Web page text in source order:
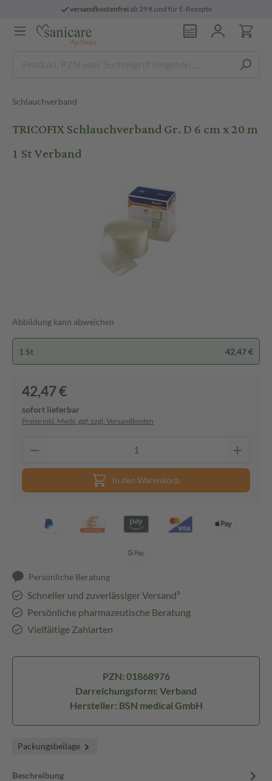
versandkostenfreiab 29 € und für E-Rezepte
Schlauchverband
TRICOFIX Schlauchverband Gr. D 6 cm x 20 m
1 St Verband
Abbildung kann abweichen
1 St 42,47 €
42,47 €
sofort lieferbar
Preise inkl. MwSt. ggf. zzgl. Versandkosten
In den Warenkorb
Persönliche Beratung
Schneller und zuverlässiger Versand³
Persönliche pharmazeutische Beratung
Vielfältige Zahlarten
PZN: 01868976
Darreichungsform: Verband
Hersteller: BSN medical GmbH
Packungsbeilage
Beschreibung